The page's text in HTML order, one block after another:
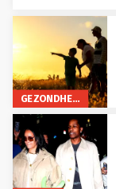
GEZONDHEID